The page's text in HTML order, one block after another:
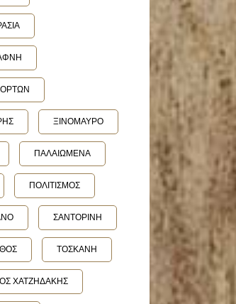
ΞΙΝΟΜΑΥΡΟ
ΠΑΛΑΙΩΜΕΝΑ
ΠΟΛΙΤΙΣΜΟΣ
ΣΑΝΤΟΡΙΝΗ
ΤΟΣΚΑΝΗ
ΧΑΤΖΗΔΑΚΗΣ